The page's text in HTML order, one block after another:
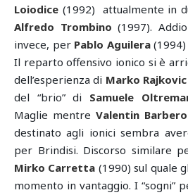
Loiodice (1992) attualmente in
Alfredo Trombino (1997).
invece, per Pablo Aguilera(1994)
Il reparto offensivo ionico si è
dell’esperienza di Marko
del “brio” di Samuele
Maglie mentre Valentin Barbero
destinato agli ionici sembra
per Brindisi. Discorso similare
Mirko Carretta (1990) sul quale
momento in vantaggio. I “sogni”